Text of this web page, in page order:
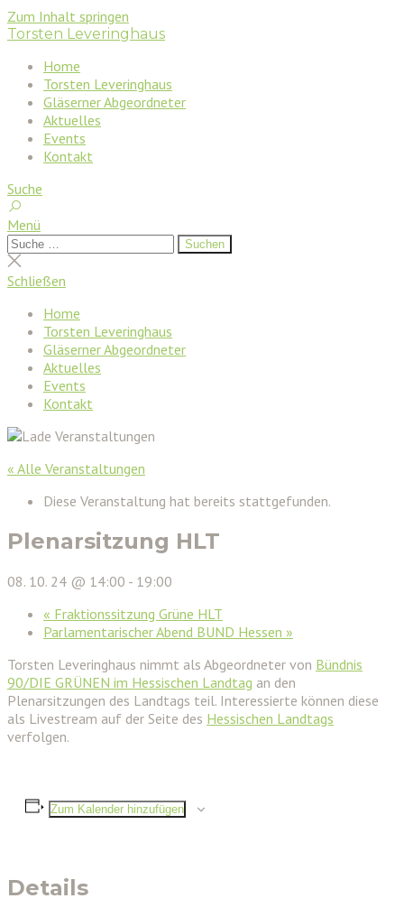
Zum Inhalt springen
Torsten Leveringhaus
Home
Torsten Leveringhaus
Gläserner Abgeordneter
Aktuelles
Events
Kontakt
Suche
Menü
Suchen
nach:
Suchen
Suche
schließen
Schließen
Home
Torsten Leveringhaus
Gläserner Abgeordneter
Aktuelles
Events
Kontakt
« Alle Veranstaltungen
Diese Veranstaltung hat bereits stattgefunden.
Plenarsitzung HLT
08. 10. 24 @ 14:00 - 19:00
« Fraktionssitzung Grüne HLT
Parlamentarischer Abend BUND Hessen »
Torsten Leveringhaus nimmt als Abgeordneter von Bündnis
90/DIE GRÜNEN im Hessischen Landtag an den
Plenarsitzungen des Landtags teil. Interessierte können diese
als Livestream auf der Seite des Hessischen Landtags
verfolgen.
Zum Kalender hinzufügen
Details